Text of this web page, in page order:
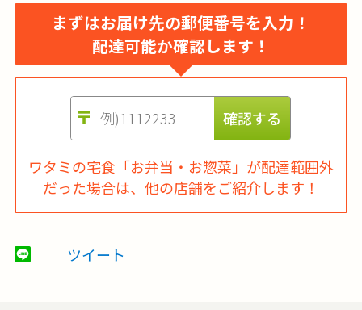
まずはお届け先の郵便番号を入力！
配達可能か確認します！
ワタミの宅食「お弁当・お惣菜」が配達範囲外
だった場合は、他の店舗をご紹介します！
ツイート